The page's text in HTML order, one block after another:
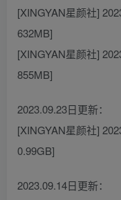
[XINGYAN星颜社]
632MB]
[XINGYAN星颜社]
855MB]
2023.09.23日更新：
[XINGYAN星颜社]
0.99GB]
2023.09.14日更新：